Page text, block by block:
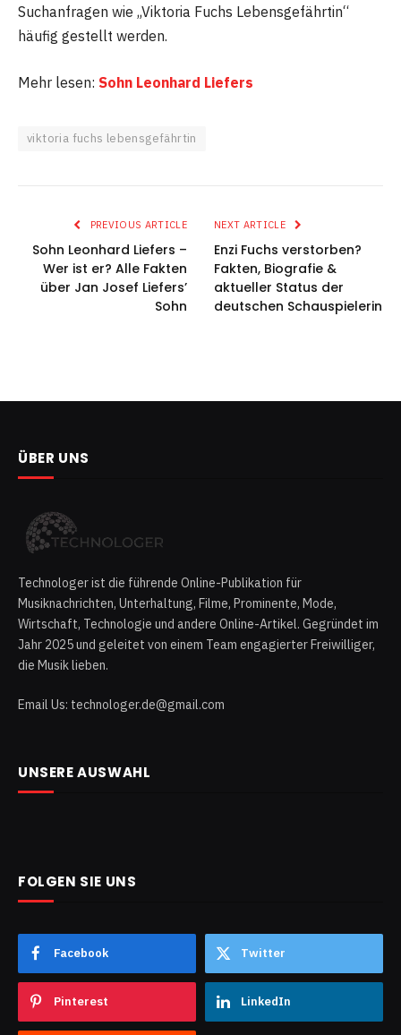
Suchanfragen wie „Viktoria Fuchs Lebensgefährtin“
häufig gestellt werden.
Mehr lesen: Sohn Leonhard Liefers
viktoria fuchs lebensgefährtin
PREVIOUS ARTICLE
Sohn Leonhard Liefers –
Wer ist er? Alle Fakten
über Jan Josef Liefers’
Sohn
NEXT ARTICLE
Enzi Fuchs verstorben?
Fakten, Biografie &
aktueller Status der
deutschen Schauspielerin
ÜBER UNS
Technologer ist die führende Online-Publikation für
Musiknachrichten, Unterhaltung, Filme, Prominente, Mode,
Wirtschaft, Technologie und andere Online-Artikel. Gegründet im
Jahr 2025 und geleitet von einem Team engagierter Freiwilliger,
die Musik lieben.
Email Us: technologer.de@gmail.com
UNSERE AUSWAHL
FOLGEN SIE UNS
Facebook Twitter
Pinterest LinkedIn